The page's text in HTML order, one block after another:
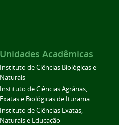
Unidades Acadêmicas
Instituto de Ciências Biológicas e
Naturais
Instituto de Ciências Agrárias,
Exatas e Biológicas de Iturama
Instituto de Ciências Exatas,
Naturais e Educação